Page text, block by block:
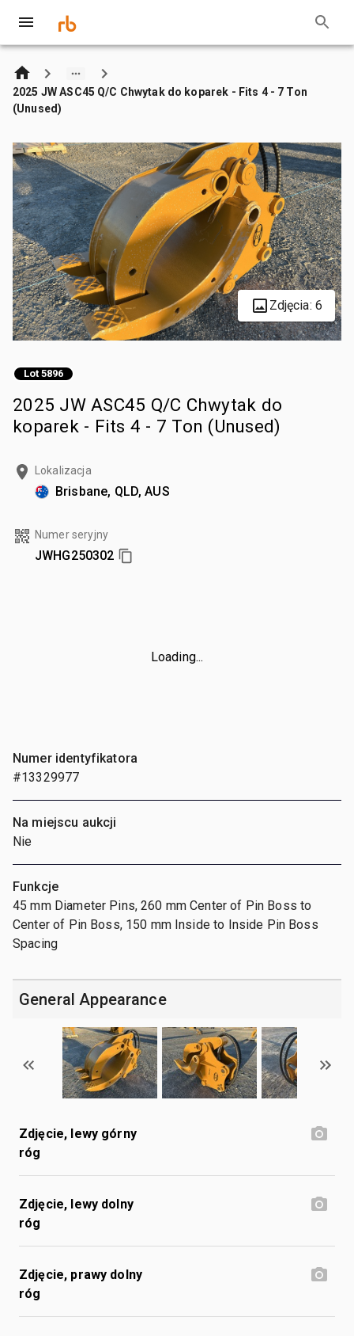
2025 JW ASC45 Q/C Chwytak do koparek - Fits 4 - 7 Ton
(Unused)
Zdjęcia: 6
Lot 5896
2025 JW ASC45 Q/C Chwytak do
koparek - Fits 4 - 7 Ton (Unused)
Lokalizacja
Brisbane, QLD, AUS
Numer seryjny
JWHG250302
Loading...
Numer identyfikatora
#13329977
Na miejscu aukcji
Nie
Funkcje
45 mm Diameter Pins, 260 mm Center of Pin Boss to
Center of Pin Boss, 150 mm Inside to Inside Pin Boss
Spacing
General Appearance
Zdjęcie, lewy górny
róg
Zdjęcie, lewy dolny
róg
Zdjęcie, prawy dolny
róg